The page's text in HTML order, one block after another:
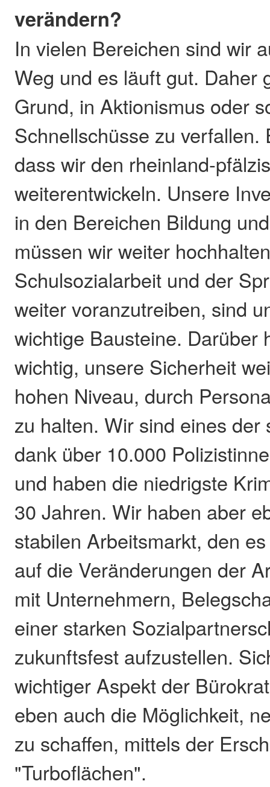
verändern?
In vielen Bereichen sind wir
Weg und es läuft gut. Daher
Grund, in Aktionismus oder
Schnellschüsse zu verfallen.
dass wir den rheinland-
weiterentwickeln. Unsere
in den Bereichen Bildung
müssen wir weiter
Schulsozialarbeit und der
weiter voranzutreiben, sind
wichtige Bausteine. Darüber
wichtig, unsere Sicherheit
hohen Niveau, durch
zu halten. Wir sind eines der
dank über 10.000
und haben die niedrigste
30 Jahren. Wir haben aber
stabilen Arbeitsmarkt, den
auf die Veränderungen der
mit Unternehmern,
einer starken
zukunftsfest aufzustellen.
wichtiger Aspekt der
eben auch die Möglichkeit,
zu schaffen, mittels der
"Turboflächen".